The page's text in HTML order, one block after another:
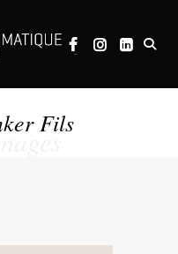
Fils